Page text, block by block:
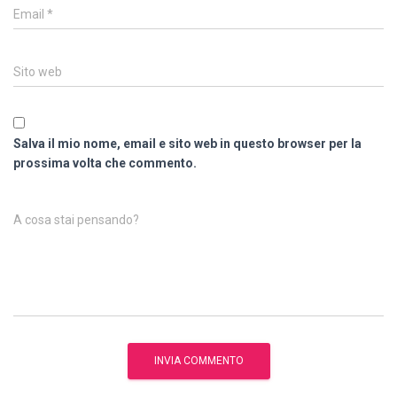
Email *
Sito web
Salva il mio nome, email e sito web in questo browser per la
prossima volta che commento.
A cosa stai pensando?